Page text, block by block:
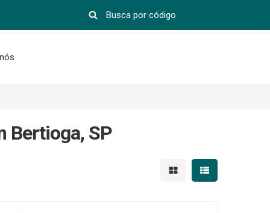
Bertioga, SP
Mostrar resultados em
Mostrar